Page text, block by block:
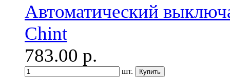
Автоматический
Chint
783.00 р.
шт.